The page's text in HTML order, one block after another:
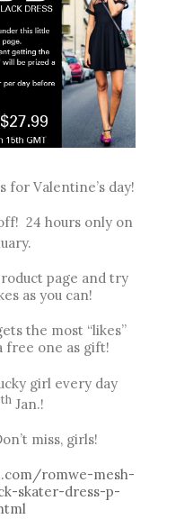
for Valentine’s day!
24 hours only on
page and try
as you can!
the most “likes”
free one as gift!
girl every day
thJan.!
miss, girls!
romwe-mesh-
skater-dress-p-